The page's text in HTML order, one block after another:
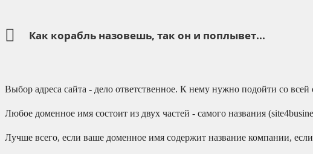
Как корабль назовешь, так он и поплывет...
Выбор адреса сайта - дело ответственное. К нему нужно подойти со всей
Любое доменное имя состоит из двух частей - самого названия
Лучше всего, если ваше доменное имя содержит название компании,